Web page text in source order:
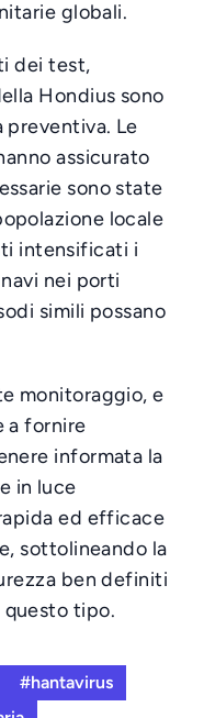
globali.
dei test,
Hondius sono
Le
assicurato
sono state
locale
intensificati i
nei porti
simili possano
monitoraggio, e
a fornire
informata la
in luce
ed efficace
sottolineando la
ben definiti
tipo.
#hantavirus